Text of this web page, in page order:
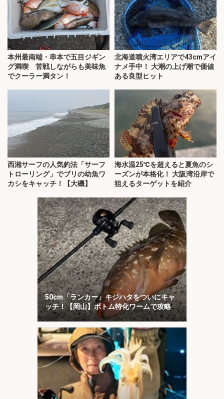
本州最南端・串本で五目ジギン
グ満喫 苦戦しながらも美味魚
でクーラー満タン！
北海道噴火湾エリアで43cmアイ
ナメ手中！ 大潮の上げ潮で価値
ある良型ヒット
西湘サーフの人気釣法「サーフ
トローリング」でブリの幼魚ワ
カシをキャッチ！【大磯】
海水温25℃を超えると夏魚のシ
ーズンが本格化！ 大阪湾沿岸で
狙えるターゲットを紹介
50cm「ランカー」キジハタをついにキャ
ッチ！【岡山】ボトム特化ワームで攻略